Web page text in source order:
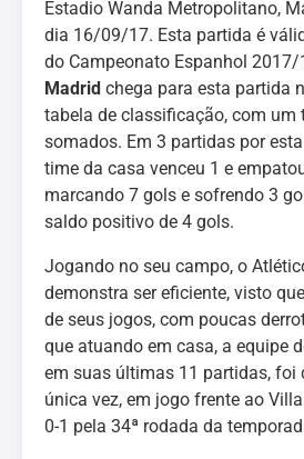
Estadio Wanda Metropolitano,
dia 16/09/17. Esta partida é
do Campeonato Espanhol 2017/
Madrid chega para esta partida
tabela de classificação, com um
somados. Em 3 partidas por
time da casa venceu 1 e
marcando 7 gols e sofrendo 3
saldo positivo de 4 gols.
Jogando no seu campo, o
demonstra ser eficiente, visto
de seus jogos, com poucas
que atuando em casa, a equipe
em suas últimas 11 partidas, foi
única vez, em jogo frente ao
0-1 pela 34ª rodada da